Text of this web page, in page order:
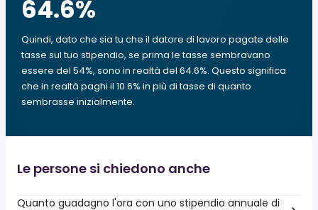
64.6%
Quindi, dato che sia tu che il datore di lavoro pagate delle
tasse sul tuo stipendio, se prima le tasse sembravano
essere del 54%, sono in realtà del 64.6%. Questo significa
che in realtà paghi il 10.6% in più di tasse di quanto
sembrasse inizialmente.
Le persone si chiedono anche
Quanto guadagno l'ora con uno stipendio annuale di